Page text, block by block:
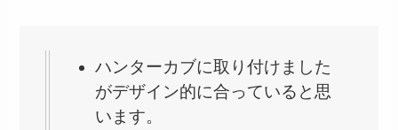
ハンターカブに取り付けました
がデザイン的に合っていると思
います。